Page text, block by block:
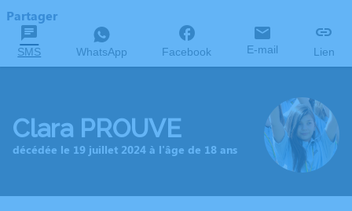
Partager
SMS WhatsApp Facebook E-mail Lien
Clara PROUVE
décédée le 19 juillet 2024 à l'âge de 18 ans